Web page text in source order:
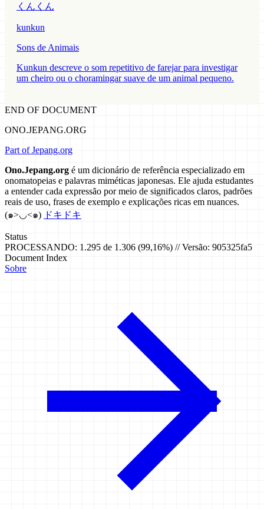
くんくん
kunkun
Sons de Animais
Kunkun descreve o som repetitivo de farejar para investigar
um cheiro ou o choramingar suave de um animal pequeno.
END OF DOCUMENT
ONO.JEPANG.ORG
Part of Jepang.org
Ono.Jepang.org é um dicionário de referência especializado em
onomatopeias e palavras miméticas japonesas. Ele ajuda estudantes
a entender cada expressão por meio de significados claros, padrões
reais de uso, frases de exemplo e explicações ricas em nuances.
(๑>◡<๑) ドキドキ
Status
PROCESSANDO: 1.295 de 1.306 (99,16%) // Versão: 905325fa5
Document Index
Sobre